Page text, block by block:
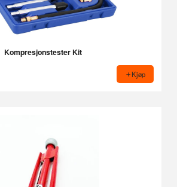
Kompresjonstester Kit
Kjøp